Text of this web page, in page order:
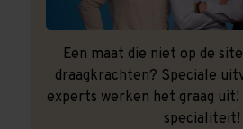
Een maat die niet op de
draagkrachten? Speciale
experts werken het graag uit!
specialiteit!